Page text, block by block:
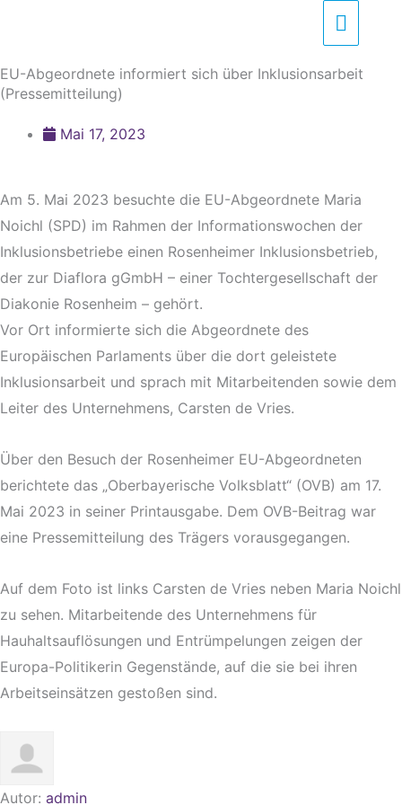
springen
EU-Abgeordnete informiert sich über Inklusionsarbeit
(Pressemitteilung)
Mai 17, 2023
Am 5. Mai 2023 besuchte die EU-Abgeordnete Maria
Noichl (SPD) im Rahmen der Informationswochen der
Inklusionsbetriebe einen Rosenheimer Inklusionsbetrieb,
der zur Diaflora gGmbH – einer Tochtergesellschaft der
Diakonie Rosenheim – gehört.
Vor Ort informierte sich die Abgeordnete des
Europäischen Parlaments über die dort geleistete
Inklusionsarbeit und sprach mit Mitarbeitenden sowie dem
Leiter des Unternehmens, Carsten de Vries.
Über den Besuch der Rosenheimer EU-Abgeordneten
berichtete das „Oberbayerische Volksblatt“ (OVB) am 17.
Mai 2023 in seiner Printausgabe. Dem OVB-Beitrag war
eine Pressemitteilung des Trägers vorausgegangen.
Auf dem Foto ist links Carsten de Vries neben Maria Noichl
zu sehen. Mitarbeitende des Unternehmens für
Hauhaltsauflösungen und Entrümpelungen zeigen der
Europa-Politikerin Gegenstände, auf die sie bei ihren
Arbeitseinsätzen gestoßen sind.
Autor: admin